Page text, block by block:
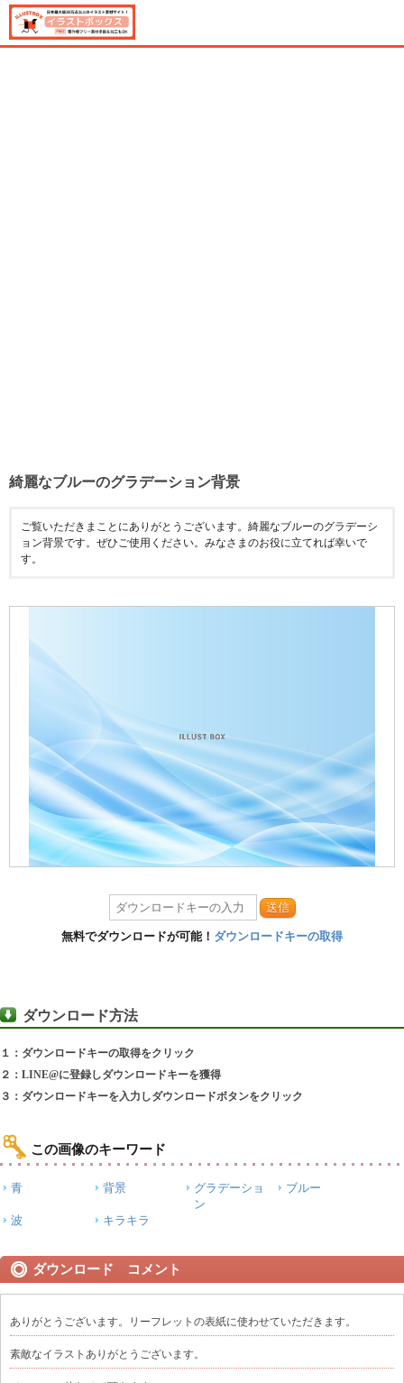
綺麗なブルーのグラデーション背景
ご覧いただきまことにありがとうございます。綺麗なブルーのグラデーシ
ョン背景です。ぜひご使用ください。みなさまのお役に立てれば幸いで
す。
送信
無料でダウンロードが可能！ ダウンロードキーの取得
ダウンロード方法
１：ダウンロードキーの取得をクリック
２：LINE@に登録しダウンロードキーを獲得
３：ダウンロードキーを入力しダウンロードボタンをクリック
この画像のキーワード
青 背景
グラデーショ
ン
ブルー
波 キラキラ
ダウンロード コメント
ありがとうございます。リーフレットの表紙に使わせていただきます。
素敵なイラストありがとうございます。